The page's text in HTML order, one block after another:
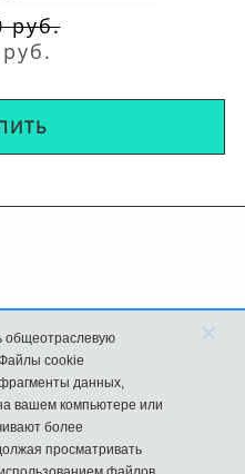
руб.
общеотраслевую
cookie
данных,
вашем компьютере или
более
просматривать
×